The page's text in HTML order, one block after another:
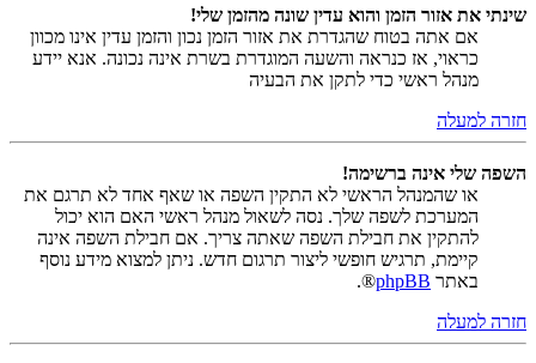
שינתי את אזור הזמן והוא עדין שונה מהזמן שלי!
אם אתה בטוח שהגדרת את אזור הזמן נכון והזמן עדין אינו מכוון
כראוי, אז כנראה והשעה המוגדרת בשרת אינה נכונה. אנא יידע
מנהל ראשי כדי לתקן את הבעיה
חזרה למעלה
השפה שלי אינה ברשימה!
או שהמנהל הראשי לא התקין השפה או שאף אחד לא תרגם את
המערכת לשפה שלך. נסה לשאול מנהל ראשי האם הוא יכול
להתקין את חבילת השפה שאתה צריך. אם חבילת השפה אינה
קיימת, תרגיש חופשי ליצור תרגום חדש. ניתן למצוא מידע נוסף
באתר phpBB
®.
חזרה למעלה